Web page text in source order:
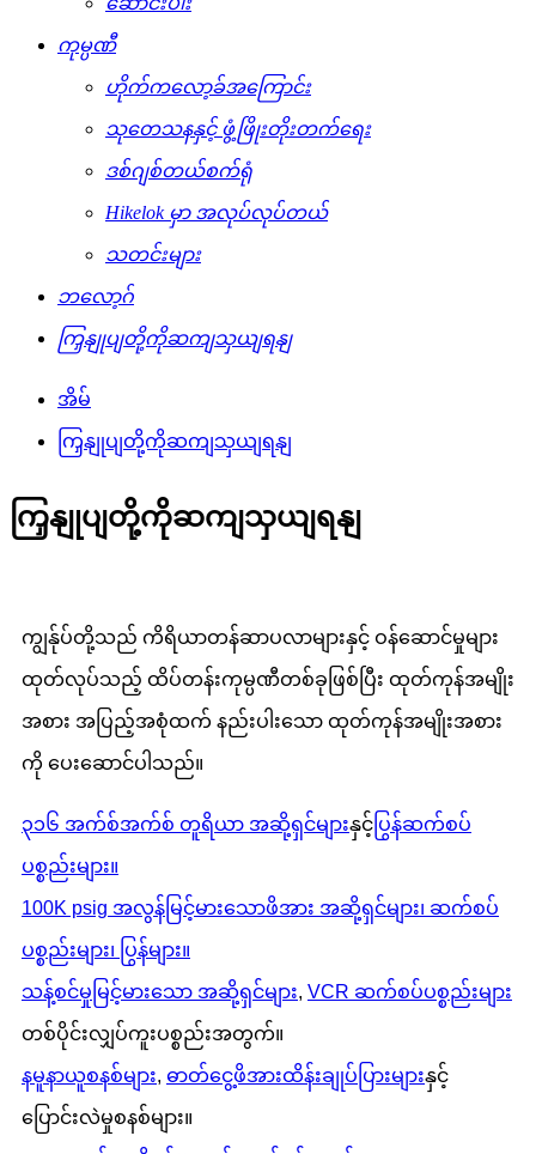
ကုမ္ပဏီ
ဟိုက်ကလော့ခ်အကြောင်း
သုတေသနနှင့် ဖွံ့ဖြိုးတိုးတက်ရေး
ဒစ်ဂျစ်တယ်စက်ရုံ
Hikelok မှာ အလုပ်လုပ်တယ်
သတင်းများ
ဘလော့ဂ်
ကြှနျုပျတို့ကိုဆကျသှယျရနျ
အိမ်
ကြှနျုပျတို့ကိုဆကျသှယျရနျ
ကြှနျုပျတို့ကိုဆကျသှယျရနျ
ကျွန်ုပ်တို့သည် ကိရိယာတန်ဆာပလာများနှင့် ဝန်ဆောင်မှုများ
ထုတ်လုပ်သည့် ထိပ်တန်းကုမ္ပဏီတစ်ခုဖြစ်ပြီး ထုတ်ကုန်အမျိုး
အစား အပြည့်အစုံထက် နည်းပါးသော ထုတ်ကုန်အမျိုးအစား
ကို ပေးဆောင်ပါသည်။
၃၁၆ အက်စ်အက်စ် တူရိယာ အဆို့ရှင်များနှင့် ပြွန်ဆက်စပ်
ပစ္စည်းများ။
100K psig အလွန်မြင့်မားသောဖိအား အဆို့ရှင်များ၊ ဆက်စပ်
ပစ္စည်းများ၊ ပြွန်များ။
သန့်စင်မှုမြင့်မားသော အဆို့ရှင်များ, VCR ဆက်စပ်ပစ္စည်းများ
တစ်ပိုင်းလျှပ်ကူးပစ္စည်းအတွက်။
နမူနာယူစနစ်များ, ဓာတ်ငွေ့ဖိအားထိန်းချုပ်ပြားများနှင့်
ပြောင်းလဲမှုစနစ်များ။